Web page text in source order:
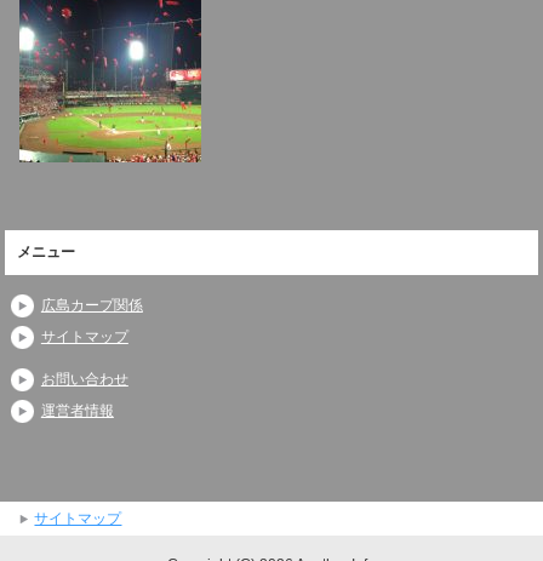
メニュー
広島カープ関係
サイトマップ
お問い合わせ
運営者情報
サイトマップ